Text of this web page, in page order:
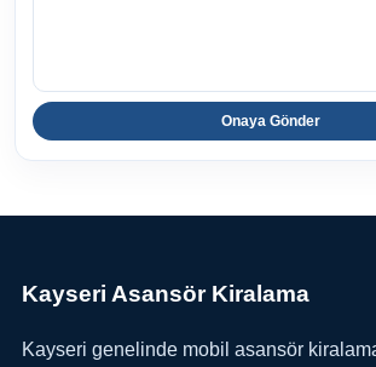
Onaya Gönder
Kayseri Asansör Kiralama
Kayseri genelinde mobil asansör